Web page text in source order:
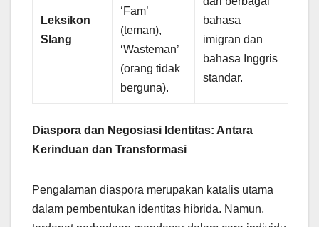
Leksikon
Slang
‘Fam’
(teman),
‘Wasteman’
(orang tidak
berguna).
bahasa
imigran dan
bahasa Inggris
standar.
Diaspora dan Negosiasi Identitas: Antara
Kerinduan dan Transformasi
Pengalaman diaspora merupakan katalis utama
dalam pembentukan identitas hibrida. Namun,